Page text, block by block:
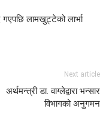
लामखुट्टेको लार्भा
Next article
अर्थमन्त्री डा. वाग्लेद्वारा भन्सार
विभागको अनुगमन